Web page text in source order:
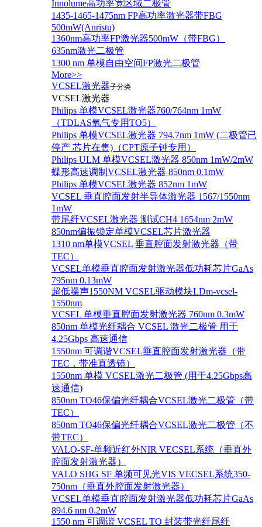
Innolume高功率宽区域二极管
1435-1465-1475nm FP高功率激光器带FBG
500mW(Anristu)
1360nm高功率FP激光器500mW（带FBG）
635nm激光二极管
1300 nm 单模自由空间FP激光二极管
More>>
VCSEL激光器子分类
VCSEL激光器
Philips 单模VCSEL激光器760/764nm 1mW
（TDLAS氧气专用TO5）
Philips 单模VCSEL激光器 794.7nm 1mW (二极管已
停产 芯片在售)（CPT原子钟专用）
Philips ULM 单模VCSEL激光器 850nm 1mW/2mW
蝶形高速调制VCSEL激光器 850nm 0.1mW
Philips 单模VCSEL激光器 852nm 1mW
VCSEL 垂直腔面发射半导体激光器 1567/1550nm
1mW
带尾纤VCSEL激光器 测试CH4 1654nm 2mW
850nm偏振锁定单模VCSEL芯片激光器
1310 nm单模VCSEL 垂直腔面发射激光器（带
TEC）
VCSEL单模垂直腔面发射激光器低功耗芯片GaAs
795nm 0.13mW
超低噪声1550NM VCSEL驱动模块LDm-vcsel-
1550nm
VCSEL 单模垂直腔面发射激光器 760nm 0.3mW
850nm 单模光纤耦合 VCSEL 激光二极管 用于
4.25Gbps 高速通信
1550nm 可调谐VCSEL垂直腔面发射激光器（带
TEC，带准直透镜）
1550nm 单模 VCSEL激光二极管 (用于4.25Gbps高
速通信)
850nm TO46保偏光纤耦合VCSEL激光二极管（带
TEC）
850nm TO46保偏光纤耦合VCSEL激光二极管（不
带TEC）
VALO-SF-单频近红外NIR VECSEL系统（垂直外
腔面发射激光器）
VALO SHG SF 单频可见光VIS VECSEL系统350-
750nm（垂直外腔面发射激光器）
VCSEL单模垂直腔面发射激光器低功耗芯片GaAs
894.6 nm 0.2mW
1550 nm 可调谐 VCSEL TO 封装带光纤尾纤